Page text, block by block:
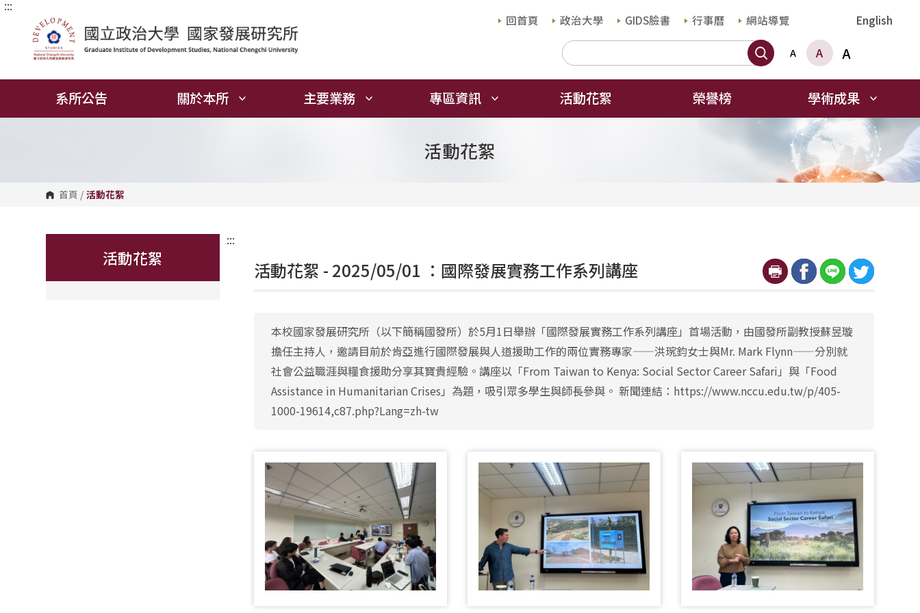
跳
塊
:::
回首頁 政治大學 GIDS臉書 行事曆 網站導覽 English
搜尋A A A
系所公告 關於本所 主要業務 專區資訊 活動花絮 榮譽榜 學術成果
活動花絮
首頁 / 活動花絮
活動花絮
:::
活動花絮 - 2025/05/01 ：國際發展實務工作系列講座
本校國家發展研究所（以下簡稱國發所）於5月1日舉辦「國際發展實務工作系列講座」首場活動，由國發所副教授蘇昱璇
擔任主持人，邀請目前於肯亞進行國際發展與人道援助工作的兩位實務專家——洪琬鈞女士與Mr. Mark Flynn——分別就
社會公益職涯與糧食援助分享其寶貴經驗。講座以「From Taiwan to Kenya: Social Sector Career Safari」與「Food
Assistance in Humanitarian Crises」為題，吸引眾多學生與師長參與。 新聞連結：https://www.nccu.edu.tw/p/405-
1000-19614,c87.php?Lang=zh-tw